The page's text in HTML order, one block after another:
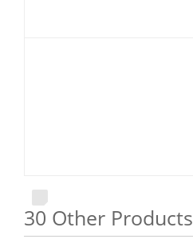
30 Other Products